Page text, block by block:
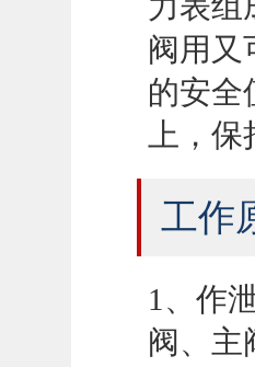
力表组
阀用又
的安全
上，
工作
1、作
阀、主